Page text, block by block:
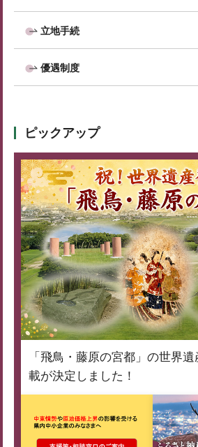
立地手続
優遇制度
ピックアップ
「飛鳥・藤原の宮都」の世界
載が決定しました！